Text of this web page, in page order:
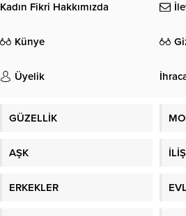
Kadın Fikri Hakkımızda
Künye
Üyelik
GÜZELLİK
AŞK
ERKEKLER